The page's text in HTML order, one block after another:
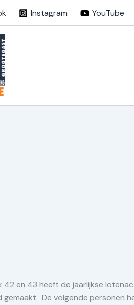
Instagram YouTube
42 en 43 heeft de jaarlijkse
gemaakt. De volgende personen